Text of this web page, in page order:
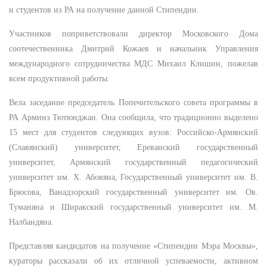
и студентов из РА на получение данной Стипендии.
Участников поприветствовали директор Московского Дома
соотечественника Дмитрий Кожаев и начальник Управления
международного сотрудничества МДС Михаил Клишин, пожелав
всем продуктивной работы.
Вела заседание председатель Попечительского совета программы в
РА Арминэ Тютюнджан. Она сообщила, что традиционно выделено
15 мест для студентов следующих вузов: Российско-Армянский
(Славянский) университет, Ереванский государственный
университет, Армянский государственный педагогический
университет им. Х. Абовяна, Государственный университет им. В.
Брюсова, Ванадзорский государственный университет им. Ов.
Туманяна и Ширакский государственный университет им. М.
Налбандяна.
Представляя кандидатов на получение «Стипендии Мэра Москвы»,
кураторы рассказали об их отличной успеваемости, активном